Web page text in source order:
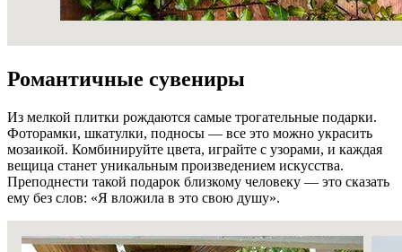
Романтичные сувениры
Из мелкой плитки рождаются самые трогательные подарки.
Фоторамки, шкатулки, подносы — все это можно украсить
мозаикой. Комбинируйте цвета, играйте с узорами, и каждая
вещица станет уникальным произведением искусства.
Преподнести такой подарок близкому человеку — это сказать
ему без слов: «Я вложила в это свою душу».